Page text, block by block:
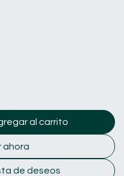
al carrito
ahora
de deseos